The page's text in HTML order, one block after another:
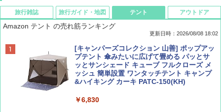
旅行雑誌
BE-PAL(ビ-パル) 2026年 9 月号【特別付録:
SOTO ミニマル"旅"財布 ランダム2種】
￥1,500
旅行ガイド・地図
D40 地球の歩き方 チェンマイ タイ北部の魅
力的な町 2026～2027 地球の歩き方D アジア
￥2,079
テント
Amazon テント の売れ筋ランキング
更新日時：2026/08/08 18:02
[キャンパーズコレクション 山善] ポップアッ
プテント 傘みたいに広げて畳める パッとサ
ッとサンシェード キューブ フルクローズ メ
ッシュ 簡単設置 ワンタッチテント キャンプ
&ハイキング カーキ PATC-150(KH)
￥6,830
アウトドア